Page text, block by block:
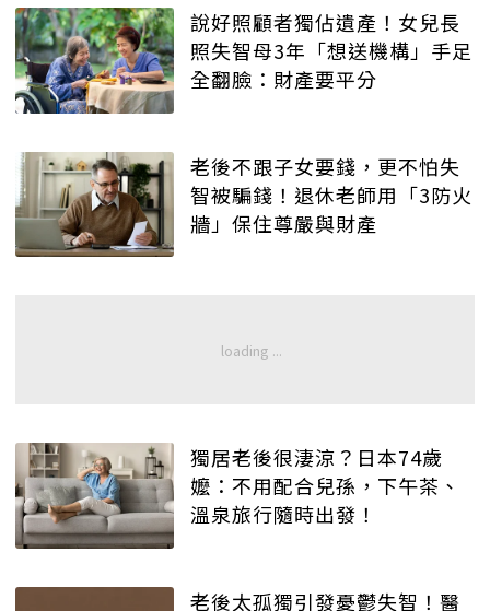
說好照顧者獨佔遺產！女兒長
照失智母3年「想送機構」手足
全翻臉：財產要平分
老後不跟子女要錢，更不怕失
智被騙錢！退休老師用「3防火
牆」保住尊嚴與財產
獨居老後很淒涼？日本74歲
嬤：不用配合兒孫，下午茶、
溫泉旅行隨時出發！
老後太孤獨引發憂鬱失智！醫